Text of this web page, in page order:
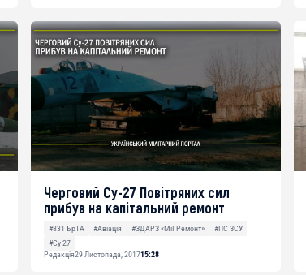
Черговий Су-27 Повітряних сил
прибув на капітальний ремонт
#831 БрТА #Авіація #ЗДАРЗ «МіГРемонт»
#ПС ЗСУ
#Су-27
Редакція29 Листопада, 201715:28